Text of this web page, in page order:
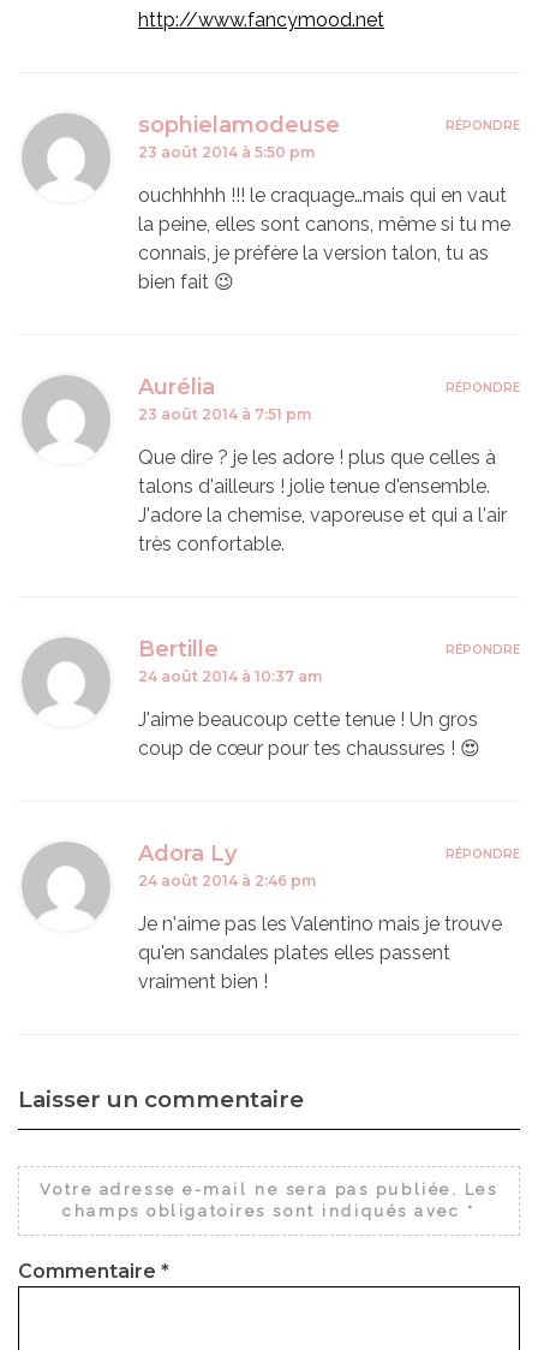
http://www.fancymood.net
sophielamodeuse
23 août 2014 à 5:50 pm
ouchhhhh !!! le craquage…mais qui en vaut
la peine, elles sont canons, même si tu me
connais, je préfère la version talon, tu as
bien fait 😉
RÉPONDRE
Aurélia
23 août 2014 à 7:51 pm
Que dire ? je les adore ! plus que celles à
talons d'ailleurs ! jolie tenue d'ensemble.
J'adore la chemise, vaporeuse et qui a l'air
très confortable.
RÉPONDRE
Bertille
24 août 2014 à 10:37 am
J'aime beaucoup cette tenue ! Un gros
coup de cœur pour tes chaussures ! 😍
RÉPONDRE
Adora Ly
24 août 2014 à 2:46 pm
Je n'aime pas les Valentino mais je trouve
qu'en sandales plates elles passent
vraiment bien !
RÉPONDRE
Laisser un commentaire
Votre adresse e-mail ne sera pas publiée. Les
champs obligatoires sont indiqués avec *
Commentaire *